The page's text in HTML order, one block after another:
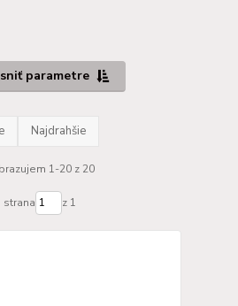
parametre
Najdrahšie
1-20 z 20
strana z 1